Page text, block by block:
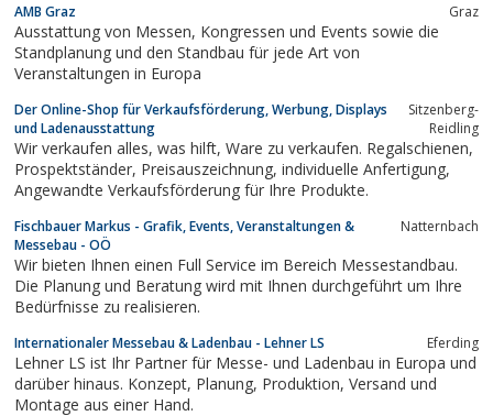
AMB Graz Graz
Ausstattung von Messen, Kongressen und Events sowie die
Standplanung und den Standbau für jede Art von
Veranstaltungen in Europa
Der Online-Shop für Verkaufsförderung, Werbung, Displays
und Ladenausstattung
Sitzenberg-
Reidling
Wir verkaufen alles, was hilft, Ware zu verkaufen. Regalschienen,
Prospektständer, Preisauszeichnung, individuelle Anfertigung,
Angewandte Verkaufsförderung für Ihre Produkte.
Fischbauer Markus - Grafik, Events, Veranstaltungen &
Messebau - OÖ
Natternbach
Wir bieten Ihnen einen Full Service im Bereich Messestandbau.
Die Planung und Beratung wird mit Ihnen durchgeführt um Ihre
Bedürfnisse zu realisieren.
Internationaler Messebau & Ladenbau - Lehner LS Eferding
Lehner LS ist Ihr Partner für Messe- und Ladenbau in Europa und
darüber hinaus. Konzept, Planung, Produktion, Versand und
Montage aus einer Hand.